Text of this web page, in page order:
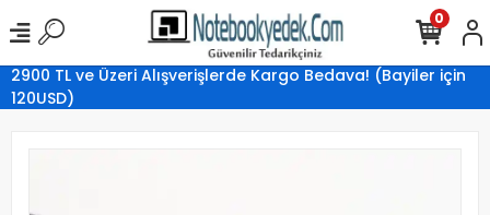
2900 TL ve Üzeri Alışverişlerde Kargo Bedava! (Bayiler için
120USD)
0